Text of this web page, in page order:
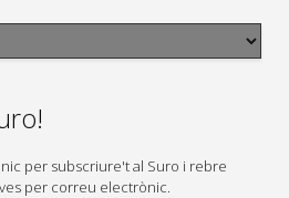
per subscriure't al Suro i rebre
per correu electrònic.